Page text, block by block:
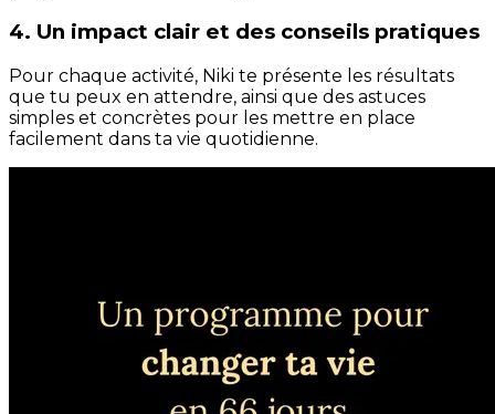
4. Un impact clair et des conseils pratiques
Pour chaque activité, Niki te présente les résultats
que tu peux en attendre, ainsi que des astuces
simples et concrètes pour les mettre en place
facilement dans ta vie quotidienne.